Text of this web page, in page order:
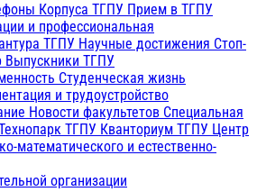
Корпуса ТГПУ Прием в ТГПУ
и профессиональная
ТГПУ Научные достижения Стоп-
Выпускники ТГПУ
Студенческая жизнь
и трудоустройство
Новости факультетов Специальная
ТГПУ Кванториум ТГПУ Центр
математического и естественно-
организации